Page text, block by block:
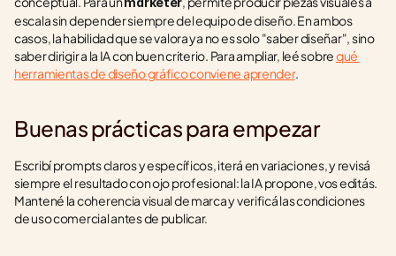
escala sin depender siempre del equipo de diseño. En ambos
casos, la habilidad que se valora ya no es solo "saber diseñar", sino
saber dirigir a la IA con buen criterio. Para ampliar, leé sobre qué
herramientas de diseño gráfico conviene aprender.
Buenas prácticas para empezar
Escribí prompts claros y específicos, iterá en variaciones, y revisá
siempre el resultado con ojo profesional: la IA propone, vos editás.
Mantené la coherencia visual de marca y verificá las condiciones
de uso comercial antes de publicar.